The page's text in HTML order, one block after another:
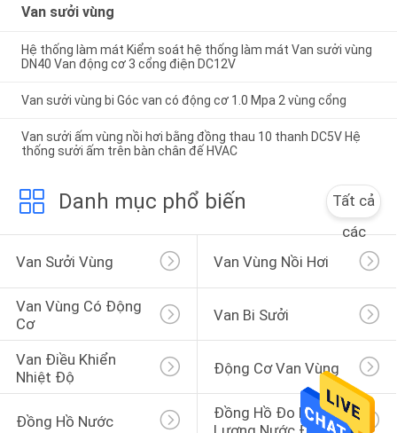
Van sưởi vùng
Hệ thống làm mát Kiểm soát hệ thống làm mát Van sưởi vùng
DN40 Van động cơ 3 cổng điện DC12V
Van sưởi vùng bi Góc van có động cơ 1.0 Mpa 2 vùng cổng
Van sưởi ấm vùng nồi hơi bằng đồng thau 10 thanh DC5V Hệ
thống sưởi ấm trên bàn chân đế HVAC
Danh mục phổ biến
Tất cả
các
Van Sưởi Vùng
Van Vùng Nồi Hơi
Van Vùng Có Động
Cơ
Van Bi Sưởi
Van Điều Khiển
Nhiệt Độ
Động Cơ Van Vùng
Đồng Hồ Nước
Đồng Hồ Đo Lưu